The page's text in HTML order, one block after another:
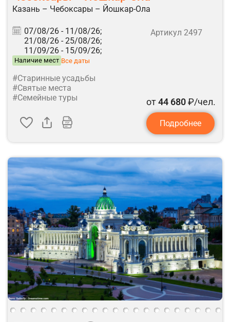
Казань – Чебоксары – Йошкар-Ола
07/08/26 - 11/08/26;
21/08/26 - 25/08/26;
11/09/26 - 15/09/26;
Наличие мест Все даты
Артикул 2497
#Старинные усадьбы
#Святые места
#Семейные туры
от44 680₽/чел.
Подробнее